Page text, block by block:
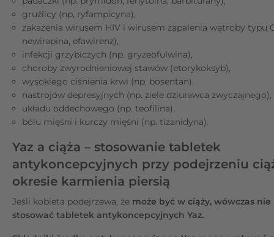
gruźlicy (np, ryfampicyna),
zakażenia wirusem HIV i wirusem zapalenia wątroby typu
newirapina, efawirenz),
infekcji grzybiczych (np. gryzeofulwina),
choroby zwyrodnieniowej stawów (etorykoksyb),
wysokiego ciśnienia krwi (np. bosentan),
nastrojów depresyjnych (np. ziele dziurawca zwyczajnego),
układu oddechowego (np. teofilina),
bólu mięśni i kurczy mięśni (np. tizanidyna).
Yaz a ciąża – stosowanie tabletek
antykoncepcyjnych przy podejrzeniu
okresie karmienia piersią
Jeśli kobieta podejrzewa, że może być w ciąży, wówczas
stosować tabletek antykoncepcyjnych Yaz.